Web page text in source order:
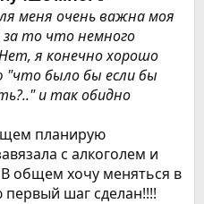
меня очень важна моя
то что немного
я конечно хорошо
"что было бы если бы
и так обидно
планирую
с алкоголем и
общем хочу меняться в
шаг сделан!!!!